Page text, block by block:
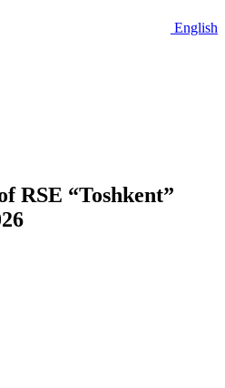
English
RSE “Toshkent”